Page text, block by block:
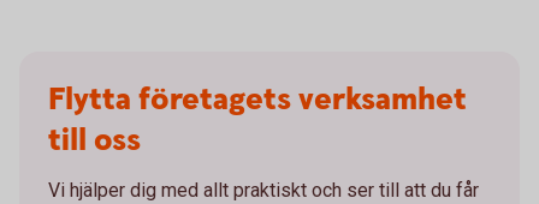
Flytta företagets verksamhet
till oss
Vi hjälper dig med allt praktiskt och ser till att du får